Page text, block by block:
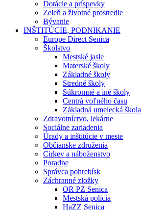
Dotácie a príspevky
Zeleň a životné prostredie
Bývanie
INŠTITÚCIE, PODNIKANIE
Europe Direct Senica
Školstvo
Mestské jasle
Materské školy
Základné školy
Stredné školy
Súkromné a iné školy
Centrá voľného času
Základná umelecká škola
Zdravotníctvo, lekárne
Sociálne zariadenia
Úrady a inštitúcie v meste
Občianske združenia
Cirkev a náboženstvo
Poradne
Správca pohrebísk
Záchranné zložky
OR PZ Senica
Mestská polícia
HaZZ Senica